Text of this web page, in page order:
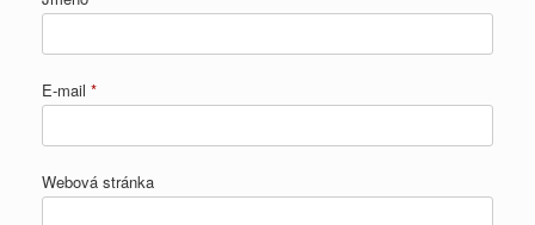
E-mail *
Webová stránka